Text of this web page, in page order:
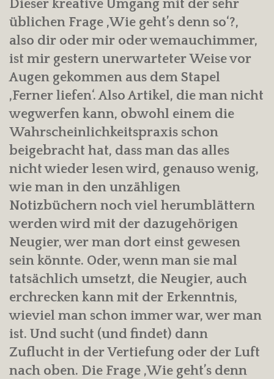
Dieser kreative Umgang mit der sehr
üblichen Frage ‚Wie geht’s denn so‘?,
also dir oder mir oder wemauchimmer,
ist mir gestern unerwarteter Weise vor
Augen gekommen aus dem Stapel
‚Ferner liefen‘. Also Artikel, die man nicht
wegwerfen kann, obwohl einem die
Wahrscheinlichkeitspraxis schon
beigebracht hat, dass man das alles
nicht wieder lesen wird, genauso wenig,
wie man in den unzähligen
Notizbüchern noch viel herumblättern
werden wird mit der dazugehörigen
Neugier, wer man dort einst gewesen
sein könnte. Oder, wenn man sie mal
tatsächlich umsetzt, die Neugier, auch
erchrecken kann mit der Erkenntnis,
wieviel man schon immer war, wer man
ist. Und sucht (und findet) dann
Zuflucht in der Vertiefung oder der Luft
nach oben. Die Frage ‚Wie geht’s denn